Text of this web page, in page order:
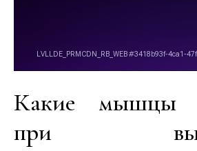
Какие мышцы
при